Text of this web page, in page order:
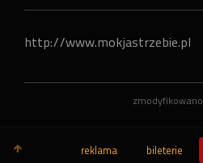
http://www.mokjastrzebie.pl
zmodyfikowano
reklama bileterie